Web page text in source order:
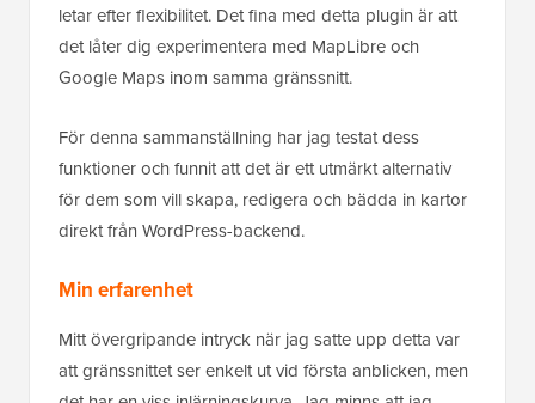
letar efter flexibilitet. Det fina med detta plugin är att
det låter dig experimentera med MapLibre och
Google Maps inom samma gränssnitt.
För denna sammanställning har jag testat dess
funktioner och funnit att det är ett utmärkt alternativ
för dem som vill skapa, redigera och bädda in kartor
direkt från WordPress-backend.
Min erfarenhet
Mitt övergripande intryck när jag satte upp detta var
att gränssnittet ser enkelt ut vid första anblicken, men